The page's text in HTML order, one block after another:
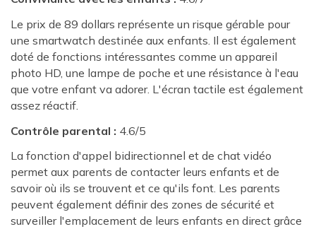
Le prix de 89 dollars représente un risque gérable pour
une smartwatch destinée aux enfants. Il est également
doté de fonctions intéressantes comme un appareil
photo HD, une lampe de poche et une résistance à l'eau
que votre enfant va adorer. L'écran tactile est également
assez réactif.
Contrôle parental : 4.6/5
La fonction d'appel bidirectionnel et de chat vidéo
permet aux parents de contacter leurs enfants et de
savoir où ils se trouvent et ce qu'ils font. Les parents
peuvent également définir des zones de sécurité et
surveiller l'emplacement de leurs enfants en direct grâce